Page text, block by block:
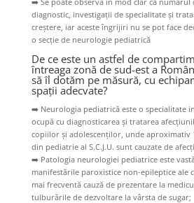
diagnostic, investigații de specialitate și
creștere, iar aceste îngrijiri nu se pot face
o secție de neurologie pediatrică
De ce este un astfel de
întreaga zonă de sud-est a
să îl dotăm pe măsură, cu
spații adecvate?
➡️Neurologia pediatrică este o specialitate
ocupă cu diagnosticarea și tratarea
copiilor și adolescenților, unde aproximativ
din pediatrie al S.C.J.U. sunt cauzate de
➡️Patologia neurologiei pediatrice este
manifestările paroxistice non-epileptice ale
mai frecventă cauză de prezentare la
tulburările de dezvoltare la vârsta de sugar;